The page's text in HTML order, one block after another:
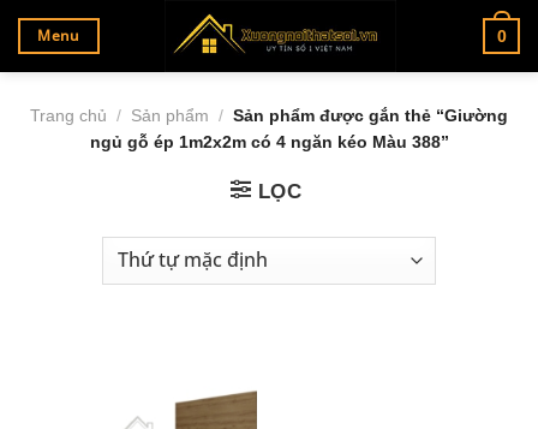
Bỏ
qua
nội
dung
Menu 0
Trang chủ / Sản phẩm / Sản phẩm được gắn thẻ “Giường
ngủ gỗ ép 1m2x2m có 4 ngăn kéo Màu 388”
LỌC